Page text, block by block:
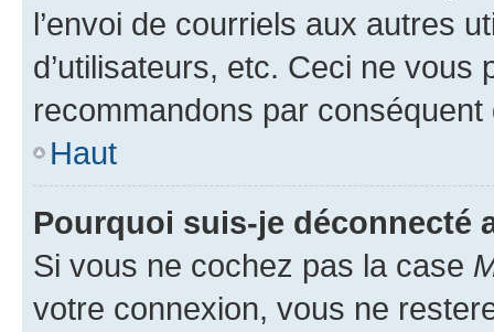
l’envoi de courriels aux autres
d’utilisateurs, etc. Ceci ne vous
recommandons par conséquent
Haut
Pourquoi suis-je déconnecté
Si vous ne cochez pas la case
votre connexion, vous ne